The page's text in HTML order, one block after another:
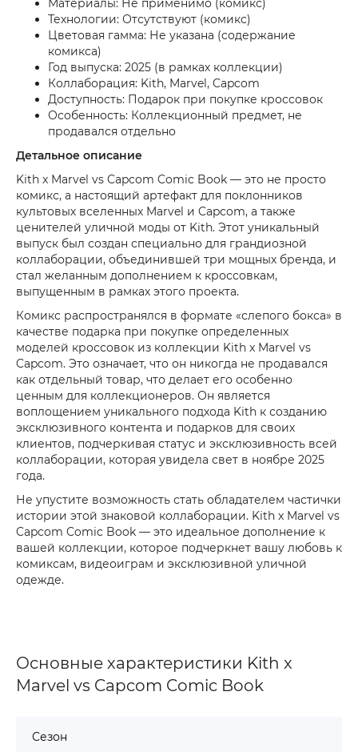
Материалы: Не применимо (комикс)
Технологии: Отсутствуют (комикс)
Цветовая гамма: Не указана (содержание
комикса)
Год выпуска: 2025 (в рамках коллекции)
Коллаборация: Kith, Marvel, Capcom
Доступность: Подарок при покупке кроссовок
Особенность: Коллекционный предмет, не
продавался отдельно
Детальное описание
Kith x Marvel vs Capcom Comic Book — это не просто
комикс, а настоящий артефакт для поклонников
культовых вселенных Marvel и Capcom, а также
ценителей уличной моды от Kith. Этот уникальный
выпуск был создан специально для грандиозной
коллаборации, объединившей три мощных бренда, и
стал желанным дополнением к кроссовкам,
выпущенным в рамках этого проекта.
Комикс распространялся в формате «слепого бокса» в
качестве подарка при покупке определенных
моделей кроссовок из коллекции Kith x Marvel vs
Capcom. Это означает, что он никогда не продавался
как отдельный товар, что делает его особенно
ценным для коллекционеров. Он является
воплощением уникального подхода Kith к созданию
эксклюзивного контента и подарков для своих
клиентов, подчеркивая статус и эксклюзивность всей
коллаборации, которая увидела свет в ноябре 2025
года.
Не упустите возможность стать обладателем частички
истории этой знаковой коллаборации. Kith x Marvel vs
Capcom Comic Book — это идеальное дополнение к
вашей коллекции, которое подчеркнет вашу любовь к
комиксам, видеоиграм и эксклюзивной уличной
одежде.
Основные характеристики Kith x
Marvel vs Capcom Comic Book
Сезон